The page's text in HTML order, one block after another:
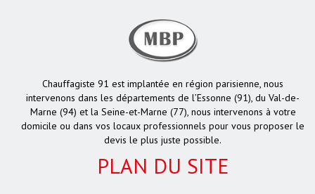
Chauffagiste 91 est implantée en région parisienne, nous
intervenons dans les départements de l’Essonne (91), du Val-de-
Marne (94) et la Seine-et-Marne (77), nous intervenons à votre
domicile ou dans vos locaux professionnels pour vous proposer le
devis le plus juste possible.
PLAN DU SITE